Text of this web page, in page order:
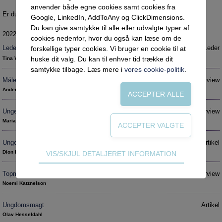
Netværk
Intelligens
Uddannelser under corona
Vejledningsindsatsen under corona
Professioner under pres
Veje til virkeligheden
Social mobilitet
Misbrug
Praksischok
Data og dialog
Borgeren i centrum
Er du ikke tilmeldt Vejlederforum? Få en gratis prøveperiode
2022 nr. 1
Leder: Her går det godt
Tina Vang Höyer Grau
Leder
Måleredskaber skal luges ud af de unges liv
Anders Petersen
Interview
Unge skaber vores samfund – men vi lytter ikke
Maria Bruselius-Jensen
Interview
Unge og det gode liv – mellem håb og håbløshed
Dion Rüsselbæk Hansen
Artikel
Topmotiverede unge kan pejle nye tendenser
Noemi Katznelson
Interview
Ungdomsmagt
Olav Hesseldahl
Artikel
anvender både egne cookies samt cookies fra
Google, LinkedIn, AddToAny og ClickDimensions.
Du kan give samtykke til alle eller udvalgte typer af
cookies nedenfor, hvor du også kan læse om de
forskellige typer cookies. Vi bruger en cookie til at
huske dit valg. Du kan til enhver tid trække dit
samtykke tilbage. Læs mere i vores cookie-politik
Teknisk
Tekniske cookies er nødvendige for hjemmesidens
adgangskontrol samt indkøbskurv og kan derfor
ikke fravælges.
VIS/SKJUL DETALJERET INFORMATION